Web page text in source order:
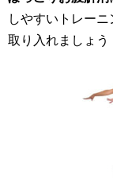
しやすいトレー
取り入れましょう